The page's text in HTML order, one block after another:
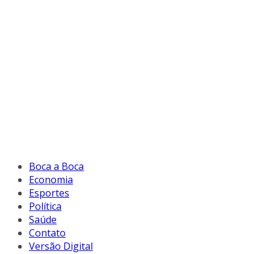
Boca a Boca
Economia
Esportes
Política
Saúde
Contato
Versão Digital